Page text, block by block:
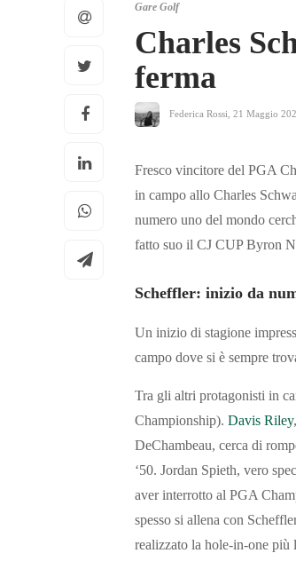
Gare Golf
Charles
ferma
Federica Rossi 21 Maggio
Fresco vincitore del PGA
in campo allo Charles
numero uno del mondo
fatto suo il CJ CUP Byron
Scheffler: inizio da
Un inizio di stagione
campo dove si è sempre
Tra gli altri protagonisti in
Championship). Davis Riley
DeChambeau, cerca di
‘50. Jordan Spieth, vero
aver interrotto al PGA
spesso si allena con
realizzato la hole-in-one più